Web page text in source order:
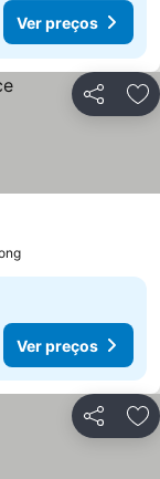
Ver preços
Partilhar
Ver preços
Partilhar